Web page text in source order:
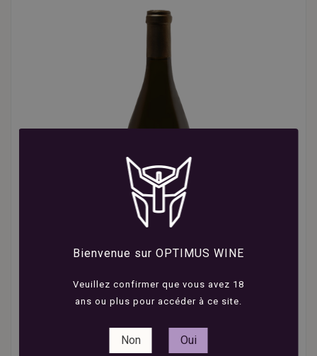
Bienvenue sur OPTIMUS WINE
Veuillez confirmer que vous avez 18
ans ou plus pour accéder à ce site.
Non Oui
et Fils - Bois de Saint
Andelain - Pouilly Fumé